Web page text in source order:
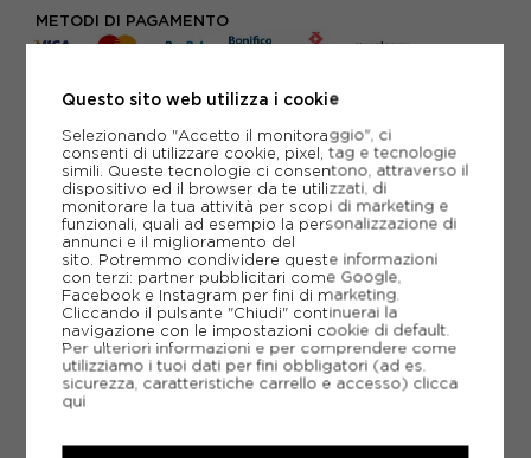
METODI DI PAGAMENTO
SCHEDA TECNICA
GUIDA ALLE TAGLIE
DOMANDE FREQUENTI
Come ordinare la taglia giusta?
Questo sito web utilizza i cookie
Selezionando "Accetto il monitoraggio", ci
consenti di utilizzare cookie, pixel, tag e tecnologie
simili. Queste tecnologie ci consentono, attraverso il
dispositivo ed il browser da te utilizzati, di
monitorare la tua attività per scopi di marketing e
funzionali, quali ad esempio la personalizzazione di
annunci e il miglioramento del
sito. Potremmo condividere queste informazioni
con terzi: partner pubblicitari come Google,
Facebook e Instagram per fini di marketing.
Cliccando il pulsante "Chiudi" continuerai la
navigazione con le impostazioni cookie di default.
Per ulteriori informazioni e per comprendere come
utilizziamo i tuoi dati per fini obbligatori (ad es.
sicurezza, caratteristiche carrello e accesso) clicca
qui